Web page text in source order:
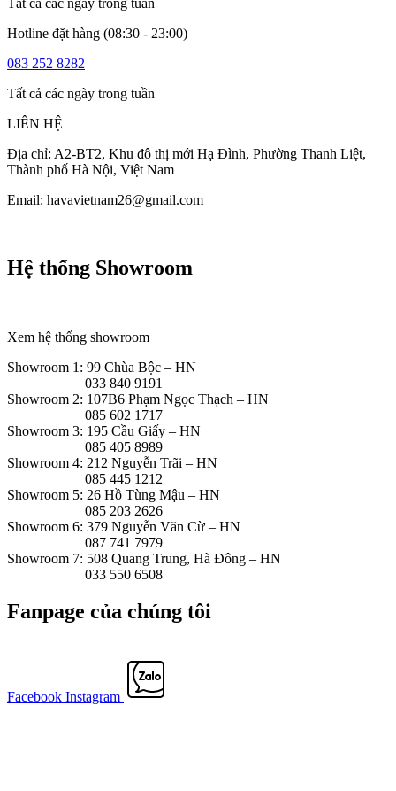
Hotline đặt hàng (08:30 - 23:00)
083 252 8282
Tất cả các ngày trong tuần
LIÊN HỆ
Địa chỉ: A2-BT2, Khu đô thị mới Hạ Đình, Phường Thanh Liệt,
Thành phố Hà Nội, Việt Nam
Email: havavietnam26@gmail.com
Hệ thống Showroom
Xem hệ thống showroom
Showroom 1: 99 Chùa Bộc – HN
033 840 9191
Showroom 2: 107B6 Phạm Ngọc Thạch – HN
085 602 1717
Showroom 3: 195 Cầu Giấy – HN
085 405 8989
Showroom 4: 212 Nguyễn Trãi – HN
085 445 1212
Showroom 5: 26 Hồ Tùng Mậu – HN
085 203 2626
Showroom 6: 379 Nguyễn Văn Cừ – HN
087 741 7979
Showroom 7: 508 Quang Trung, Hà Đông – HN
033 550 6508
Fanpage của chúng tôi
Facebook Instagram